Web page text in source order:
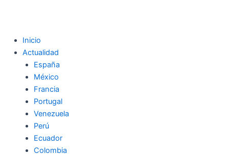
Inicio
Actualidad
España
México
Francia
Portugal
Venezuela
Perú
Ecuador
Colombia